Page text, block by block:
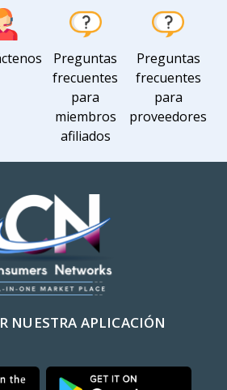
Preguntas
frecuentes
para
miembros
afiliados
Preguntas
frecuentes
para
proveedores
NUESTRA APLICACIÓN